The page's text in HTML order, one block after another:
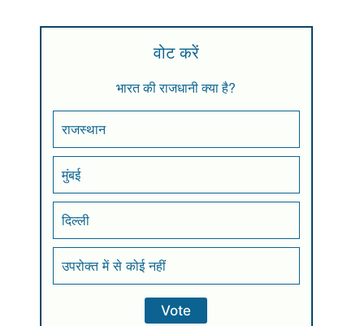
वोट करें
भारत की राजधानी क्या है?
राजस्थान
मुंबई
दिल्ली
उपरोक्त में से कोई नहीं